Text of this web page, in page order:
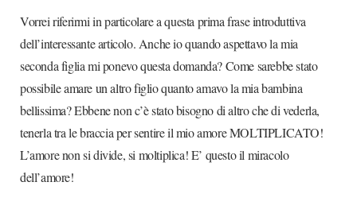
Vorrei riferirmi in particolare a questa prima frase introduttiva
dell’interessante articolo. Anche io quando aspettavo la mia
seconda figlia mi ponevo questa domanda? Come sarebbe stato
possibile amare un altro figlio quanto amavo la mia bambina
bellissima? Ebbene non c’è stato bisogno di altro che di vederla,
tenerla tra le braccia per sentire il mio amore MOLTIPLICATO!
L’amore non si divide, si moltiplica! E’ questo il miracolo
dell’amore!